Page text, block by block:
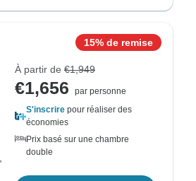
15% de remise
À partir de €1,949
€1,656
par personne
S'inscrire pour réaliser des
économies
Prix basé sur une chambre
double